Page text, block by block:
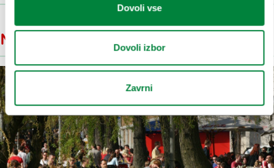
Dovoli vse
Dovoli izbor
Zavrni
Medijska objava